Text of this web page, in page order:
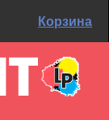
Корзина